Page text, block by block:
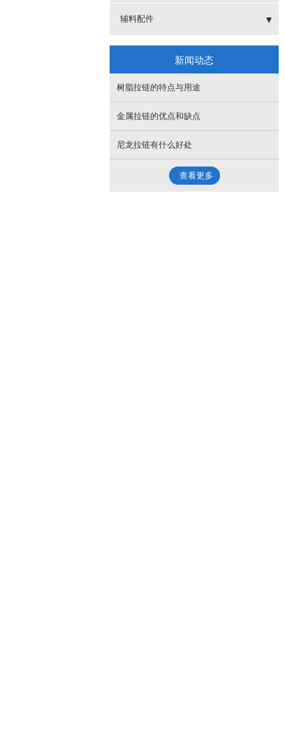
辅料配件
- 吊钟扣弹簧扣
- 扣
- 面板、暗扣
新闻动态
树脂拉链的特点与用途
金属拉链的优点和缺点
尼龙拉链有什么好处
查看更多